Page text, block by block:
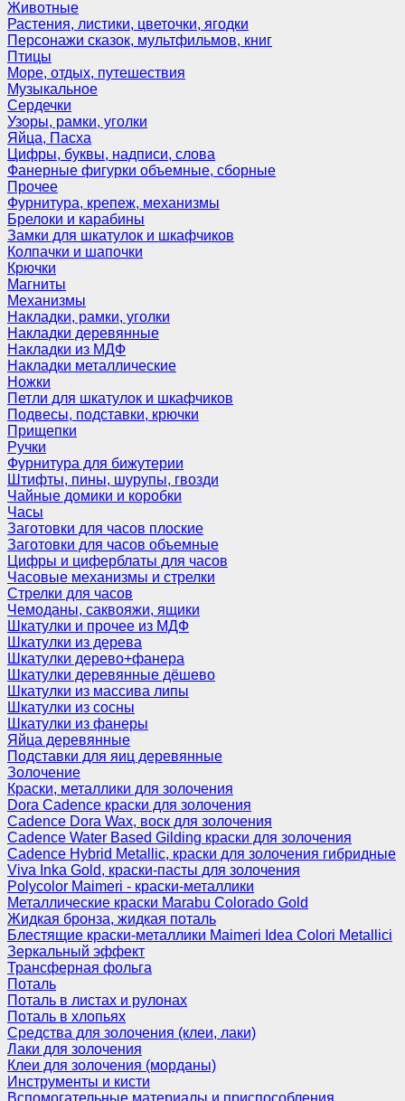
Животные
Растения, листики, цветочки, ягодки
Персонажи сказок, мультфильмов, книг
Птицы
Море, отдых, путешествия
Музыкальное
Сердечки
Узоры, рамки, уголки
Яйца, Пасха
Цифры, буквы, надписи, слова
Фанерные фигурки объемные, сборные
Прочее
Фурнитура, крепеж, механизмы
Брелоки и карабины
Замки для шкатулок и шкафчиков
Колпачки и шапочки
Крючки
Магниты
Механизмы
Накладки, рамки, уголки
Накладки деревянные
Накладки из МДФ
Накладки металлические
Ножки
Петли для шкатулок и шкафчиков
Подвесы, подставки, крючки
Прищепки
Ручки
Фурнитура для бижутерии
Штифты, пины, шурупы, гвозди
Чайные домики и коробки
Часы
Заготовки для часов плоские
Заготовки для часов объемные
Цифры и циферблаты для часов
Часовые механизмы и стрелки
Стрелки для часов
Чемоданы, саквояжи, ящики
Шкатулки и прочее из МДФ
Шкатулки из дерева
Шкатулки дерево+фанера
Шкатулки деревянные дёшево
Шкатулки из массива липы
Шкатулки из сосны
Шкатулки из фанеры
Яйца деревянные
Подставки для яиц деревянные
Золочение
Краски, металлики для золочения
Dora Cadence краски для золочения
Cadence Dora Wax, воск для золочения
Cadence Water Based Gilding краски для золочения
Cadence Hybrid Metallic, краски для золочения гибридные
Viva Inka Gold, краски-пасты для золочения
Polycolor Maimeri - краски-металлики
Металлические краски Marabu Colorado Gold
Жидкая бронза, жидкая поталь
Блестящие краски-металлики Maimeri Idea Colori Metallici
Зеркальный эффект
Трансферная фольга
Поталь
Поталь в листах и рулонах
Поталь в хлопьях
Средства для золочения (клеи, лаки)
Лаки для золочения
Клеи для золочения (морданы)
Инструменты и кисти
Вспомогательные материалы и приспособления